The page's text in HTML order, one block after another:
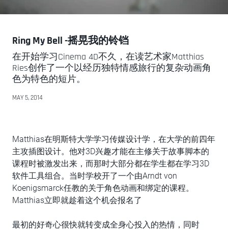
Ring My Bell -摇晃我的铃铛
在开始学习Cinema 4D不久，在读艺术家Matthias
Ries创作了一个以经历独特情感旅行的复杂动画角
色为特色的短片。
MAY 5, 2014
Matthias在明斯特大学学习传媒设计学，在大学的前四年
主攻插图设计。他对3D兴趣才能在主修关于故事脚本的
课程时被激发出来，而那时大部分都在学生都在学习3D
软件工具组合。当时学校开了一个由Arndt von
Koenigsmarck任教的关于角色动画和绑定的课程。
Matthias立即就趁着这个机会报名了
最初的好奇心很快就转变成全身心投入的热情，同时